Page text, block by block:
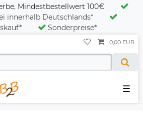
Mindestbestellwert 100€
innerhalb Deutschlands*
Sonderpreise*
☰
0,00 EUR